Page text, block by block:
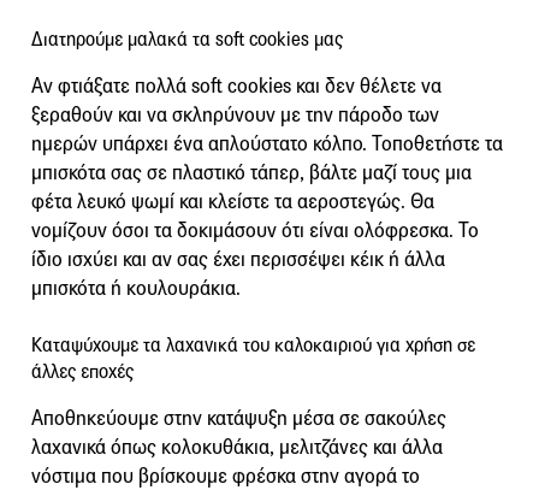
Διατηρούμε μαλακά τα soft cookies μας
Αν φτιάξατε πολλά soft cookies και δεν θέλετε να
ξεραθούν και να σκληρύνουν με την πάροδο των
ημερών υπάρχει ένα απλούστατο κόλπο. Τοποθετήστε τα
μπισκότα σας σε πλαστικό τάπερ, βάλτε μαζί τους μια
φέτα λευκό ψωμί και κλείστε τα αεροστεγώς. Θα
νομίζουν όσοι τα δοκιμάσουν ότι είναι ολόφρεσκα. Το
ίδιο ισχύει και αν σας έχει περισσέψει κέικ ή άλλα
μπισκότα ή κουλουράκια.
Καταψύχουμε τα λαχανικά του καλοκαιριού για χρήση σε
άλλες εποχές
Αποθηκεύουμε στην κατάψυξη μέσα σε σακούλες
λαχανικά όπως κολοκυθάκια, μελιτζάνες και άλλα
νόστιμα που βρίσκουμε φρέσκα στην αγορά το